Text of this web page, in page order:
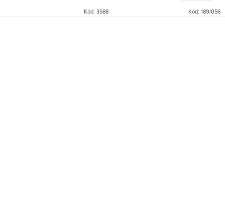
Kód: 3588 Kód: 189/056